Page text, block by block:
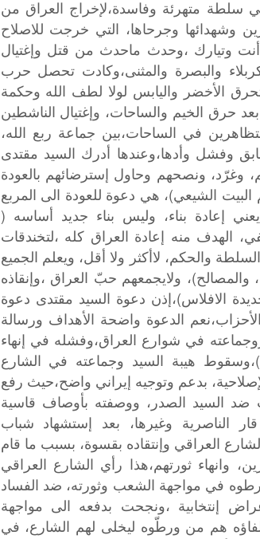
سلطة متهرئة وفاسدة،لإخراج العراق من
وشهدائها وجرحاها، التي خرجت للاصلاح
وتيارك ،وحدث ماحدث من قتل وإغتيال
والبصرة والمثنى،وكادت تحصل حرب
الأخضر واليابس لولا لطف الله وحكمة
حرق الخيم والساحات، وإغتيال الناشطين
في الساحات،بين جماعة ربع
الله،
وفشل وأدها،وعندها أدرك السيد مقتدى
وغرّد، ونصحهم وحاول إسترضائهم بالعودة
البيت الشيعي)، هي دعوة للعودة الى المربع
يعني إعادة بناء، وليس بناء جديد أساسه (
الهدف منه إعادة العراق كله ،لتخندقات
السلطة والحكم، لاأكثر ولا أقل، ويعلم الجميع
والمصالح)، ولايجمعهم حبّ العراق ،وإنقاذه
الافلاس)،إذن دعوة السيد مقتدى دعوة
الأحزاب،نعم الدعوة واضحة الأهداف ورسالة
في شوارع العراق،وفشله في
إنهاء
)،وسقوط هيبة السيد وجماعته في
الشارع
بدعم وتوجيه إيراني واضح،حيث رفع
ضد السيد الصدر، ووصفته بأوصاف قاسية
قار الناصرية وغيرها، بعد إستشهاد
شباب
الشارع العراقي وإنتقاده بقسوة، بسبب ما قام
وانهاء ثورتهم،هذا رأي الشارع
العراقي
في مواجهة الشعب وثورته، ضد الفساد
إنتخابية ،ونجحت بدفعه الى مواجهة
هم من ورطّوه ليخلى لهم الشارع، في